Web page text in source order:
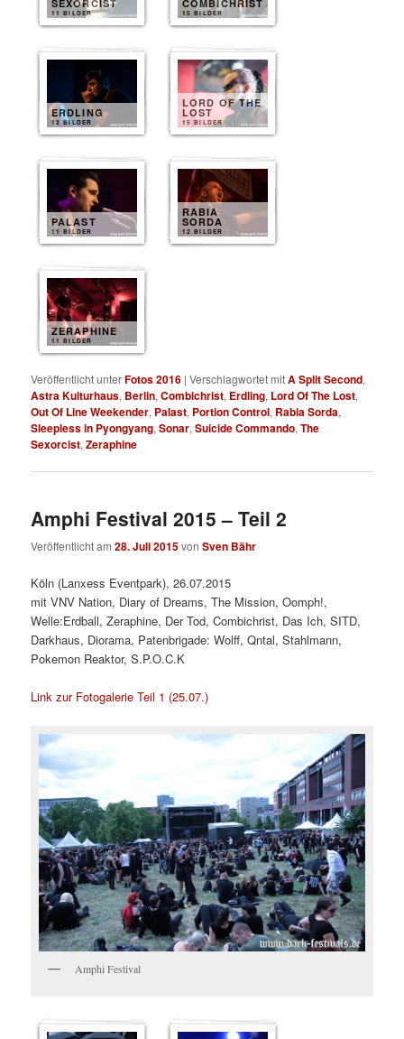
SEXORCIST
11 BILDER
COMBICHRIST
15 BILDER
ERDLING
12 BILDER
LORD OF THE
LOST
15 BILDER
PALAST
11 BILDER
RABIA
SORDA
12 BILDER
ZERAPHINE
11 BILDER
Veröffentlicht unterFotos 2016 |Verschlagwortet mitA Split Second,
Astra Kulturhaus, Berlin,Combichrist, Erdling, Lord Of The Lost,
Out Of Line Weekender, Palast, Portion Control, Rabia Sorda,
Sleepless in Pyongyang,Sonar,Suicide Commando,The
Sexorcist,Zeraphine
Amphi Festival 2015 – Teil 2
Veröffentlicht am28. Juli 2015vonSven Bähr
Köln (Lanxess Eventpark), 26.07.2015
mit VNV Nation, Diary of Dreams, The Mission, Oomph!,
Welle:Erdball, Zeraphine, Der Tod, Combichrist, Das Ich, SITD,
Darkhaus, Diorama, Patenbrigade: Wolff, Qntal, Stahlmann,
Pokemon Reaktor, S.P.O.C.K
Link zur Fotogalerie Teil 1 (25.07.)
Amphi Festival